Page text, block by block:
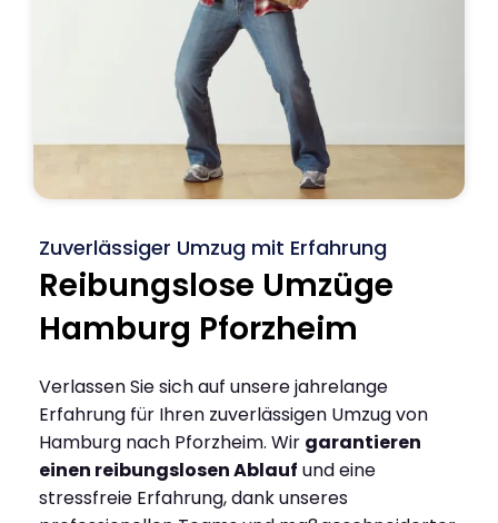
Zuverlässiger Umzug mit Erfahrung
Reibungslose Umzüge
Hamburg Pforzheim
Verlassen Sie sich auf unsere jahrelange
Erfahrung für Ihren zuverlässigen Umzug von
Hamburg nach Pforzheim. Wir garantieren
einen reibungslosen Ablauf und eine
stressfreie Erfahrung, dank unseres